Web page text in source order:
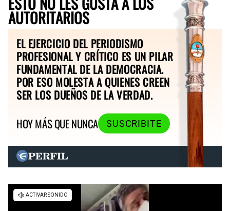
AUTORITARIOS
EL EJERCICIO DEL PERIODISMO
PROFESIONAL Y CRÍTICO ES UN PILAR
FUNDAMENTAL DE LA DEMOCRACIA.
POR ESO MOLESTA A QUIENES CREEN
SER LOS DUEÑOS DE LA VERDAD.
HOY MÁS QUE NUNCA
SUSCRIBITE